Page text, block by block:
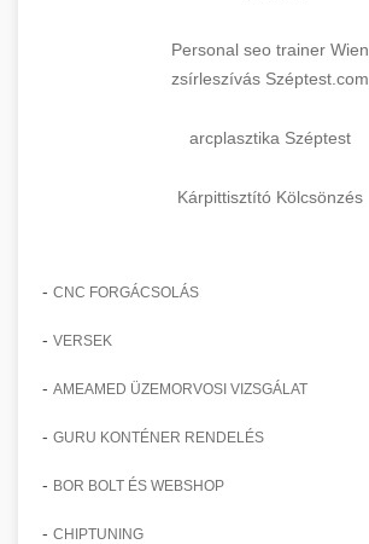
Personal seo trainer Wien
zsírleszívás Széptest.com
arcplasztika Széptest
Kárpittisztító Kölcsönzés
- CNC FORGÁCSOLÁS
- VERSEK
- AMEAMED ÜZEMORVOSI VIZSGÁLAT
- GURU KONTÉNER RENDELÉS
- BOR BOLT ÉS WEBSHOP
- CHIPTUNING